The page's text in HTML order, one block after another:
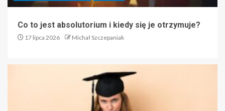
Co to jest absolutorium i kiedy się je otrzymuje?
17 lipca 2026 Michał Szczepaniak